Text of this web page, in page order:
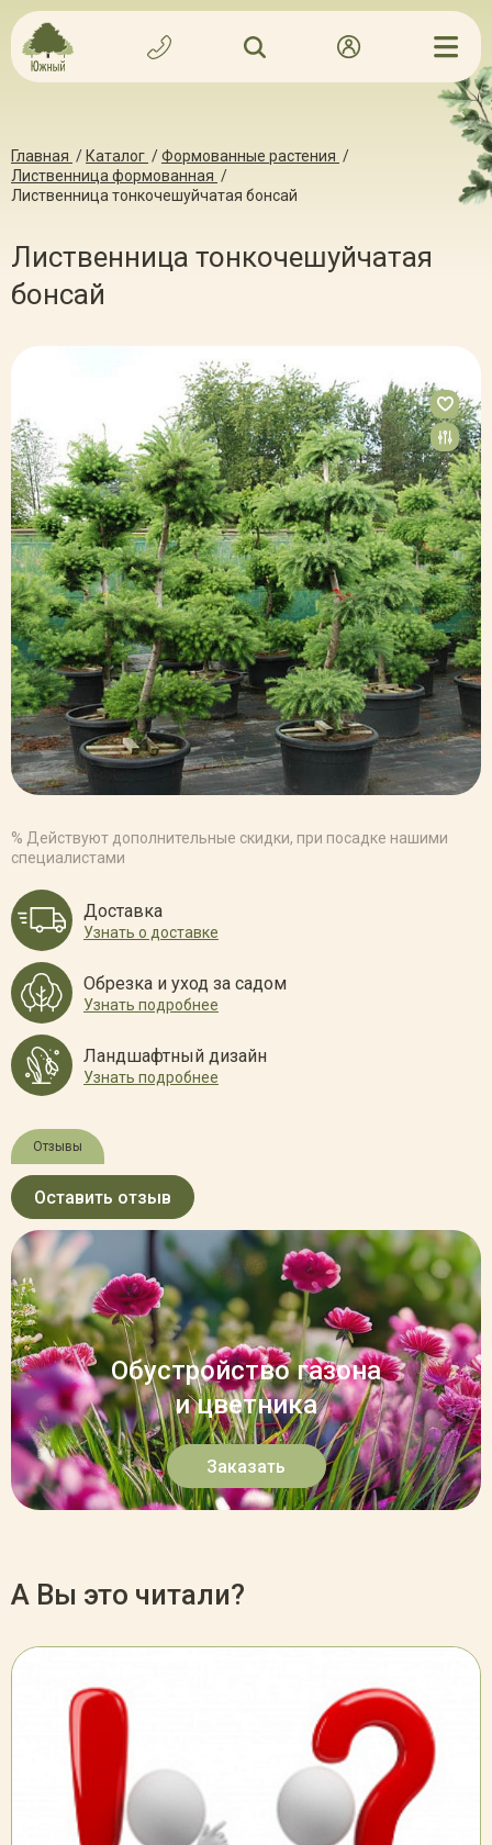
Главная / Каталог /Формованные растения /
Лиственница формованная /
Лиственница тонкочешуйчатая бонсай
Лиственница тонкочешуйчатая
бонсай
% Действуют дополнительные скидки, при посадке нашими
специалистами
Доставка
Узнать о доставке
Обрезка и уход за садом
Узнать подробнее
Ландшафтный дизайн
Узнать подробнее
Отзывы
Оставить отзыв
Обустройство газона
и цветника
Заказать
А Вы это читали?